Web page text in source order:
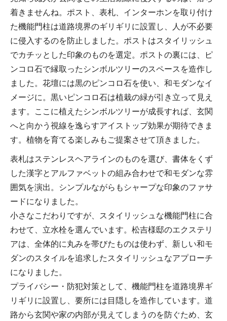
着きませんね。ポスト、表札、インターホンを取り付け
た機能門柱は道路境界のギリギリに設置し、人が不必要
に侵入するのを防止しました。ポストはスタイリッシュ
でカチッとした印象のものを選定。ポストの裏には、ピ
ンコロ石で縁取ったシンボルツリーのスペースを造作し
ました。花壇には黒のピンコロ石を使い、和モダンなイ
メージに。黒いピンコロ石は植栽の緑が引き立って見え
ます。ここに植えたシンボルツリーが成長すれば、玄関
へと向かう視線を逸らすアイストップ効果が期待できま
す。植物を育てる楽しみもご提案させて頂きました。
表札はステンレスヘアラインのものを選び、書体をくず
した漢字とアルファベットの組み合わせで和モダンな雰
囲気を演出。シンプルながらもシャープな印象のファサ
ードになりました。
小さなこだわりですが、スタイリッシュな機能門柱に合
わせて、立水栓を選んでいます。松吉様邸のエクステリ
アは、全体的に丸みを帯びたものは使わず、新しい和モ
ダンのスタイルを追求したスタイリッシュなアプローチ
になりました。
プライバシー・防犯対策として、機能門柱を道路境界ギ
リギリに設置し、要所には目隠しを造作しています。道
路から玄関や家の内部が見えてしまうのを防ぐため、玄